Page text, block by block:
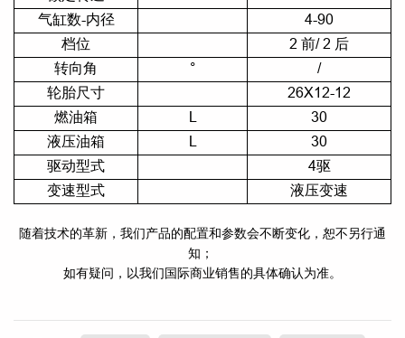
气缸数-内径
4-90
档位
2 前/ 2 后
转向角
°
/
轮胎尺寸
26X12-12
燃油箱
30
液压油箱
30
驱动型式
4驱
变速型式
液压变速
随着技术的革新，我们产品的配置和参数会不断变化，恕不另行通
知；
如有疑问，以我们国际商业销售的具体确认为准。